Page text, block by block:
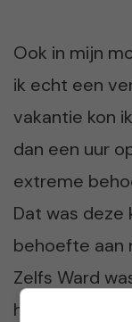
Ook in mijn
ik echt een
vakantie kon
dan een uur
extreme
Dat was deze
behoefte aan
Zelfs Ward
hoeveelheid